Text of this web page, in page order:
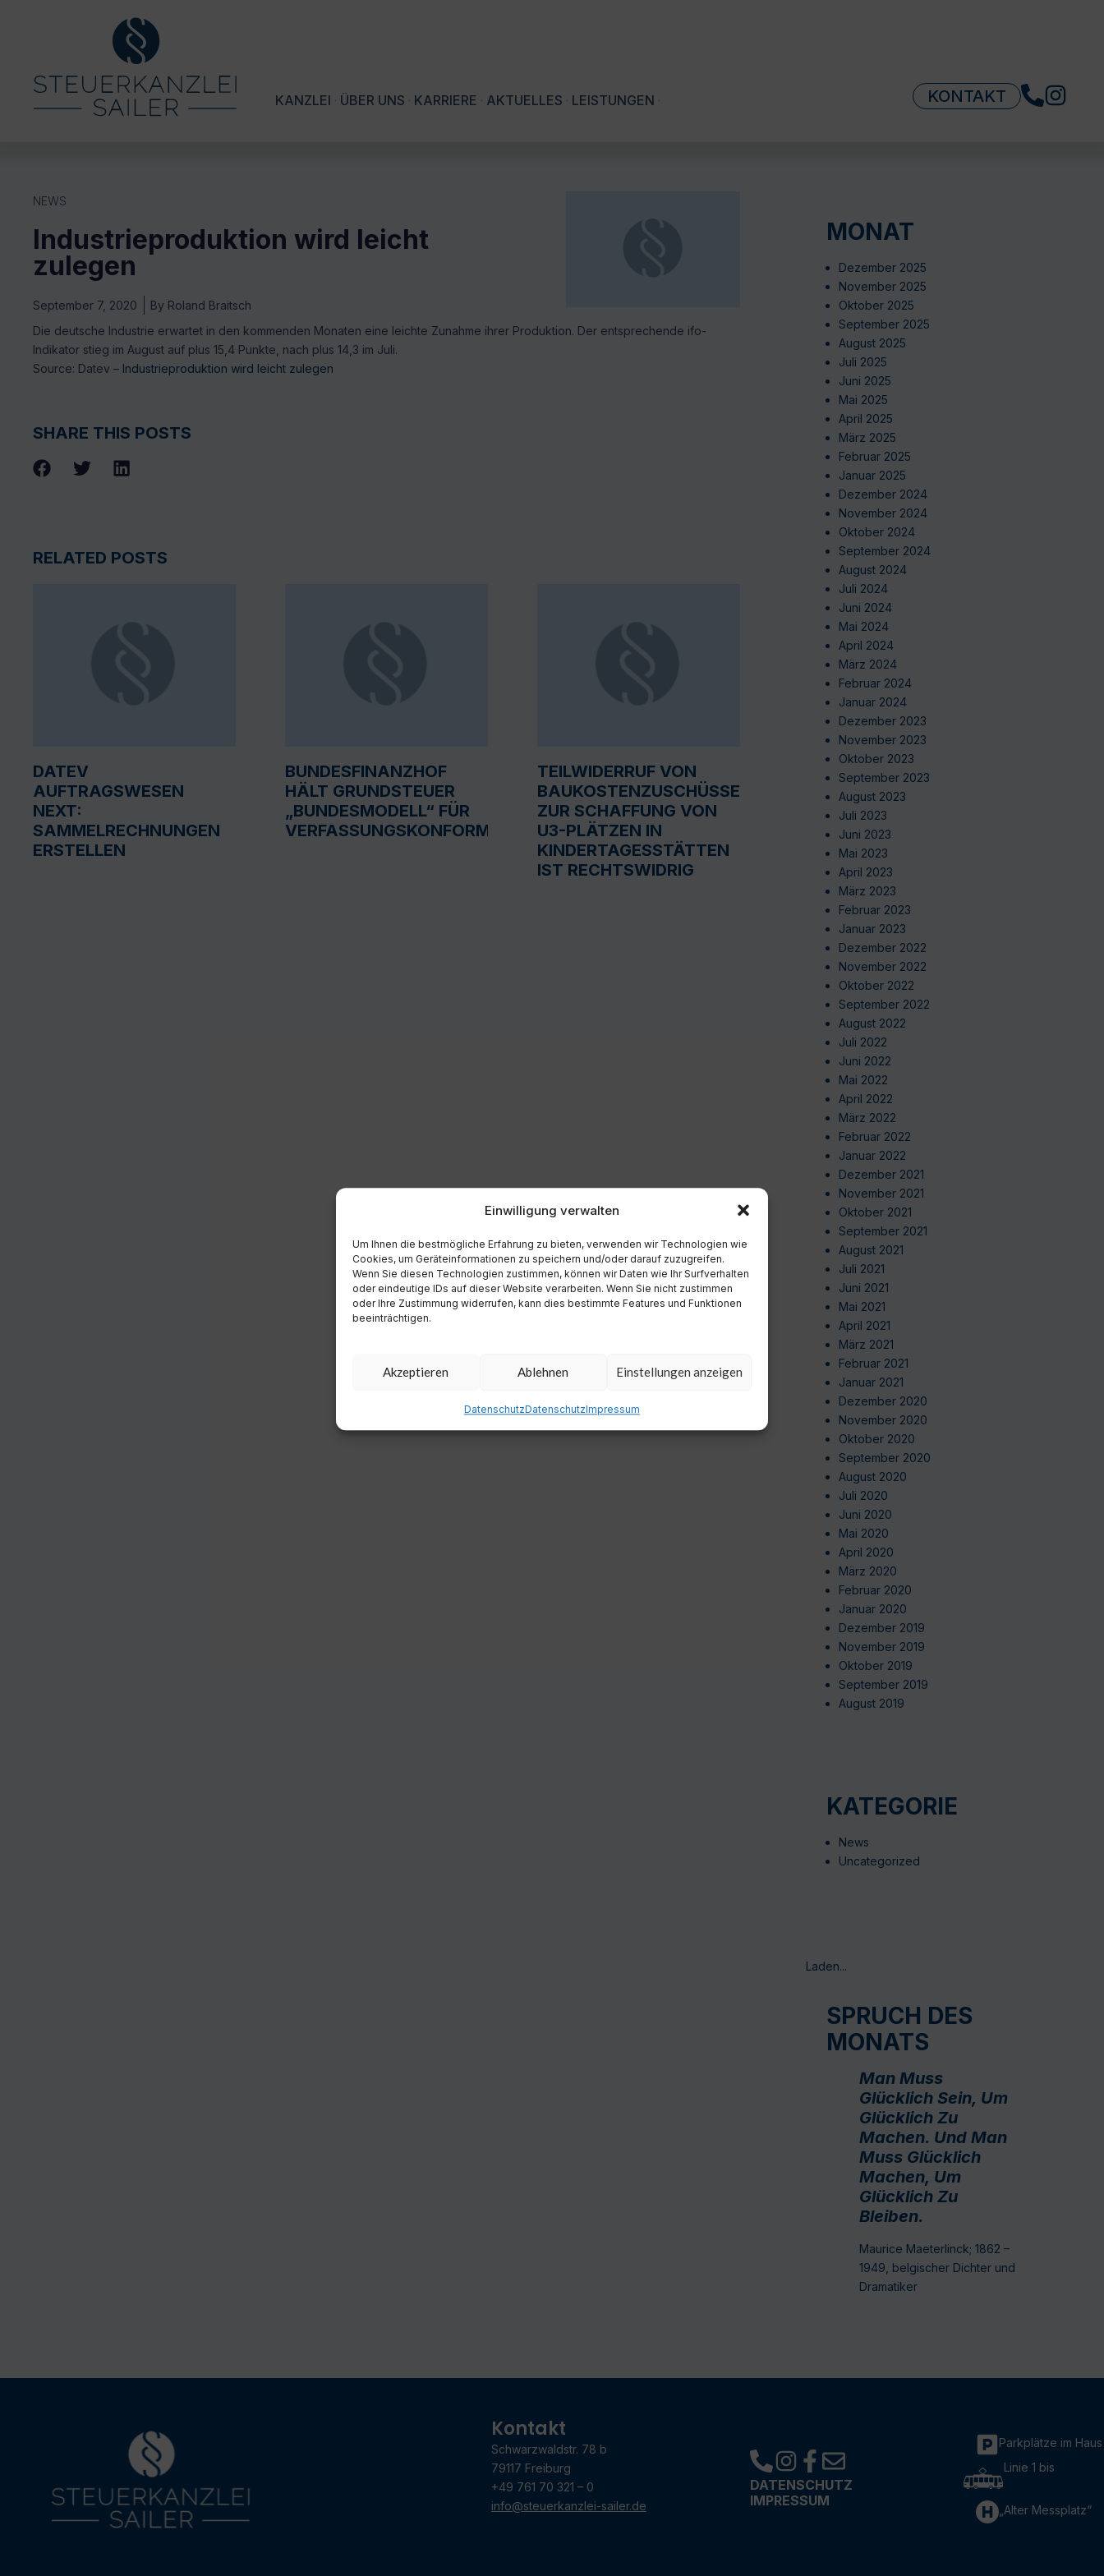
Einwilligung verwalten
Um Ihnen die bestmögliche Erfahrung zu bieten, verwenden wir Technologien wie
Cookies, um Geräteinformationen zu speichern und/oder darauf zuzugreifen.
Wenn Sie diesen Technologien zustimmen, können wir Daten wie Ihr Surfverhalten
oder eindeutige IDs auf dieser Website verarbeiten. Wenn Sie nicht zustimmen
oder Ihre Zustimmung widerrufen, kann dies bestimmte Features und Funktionen
beeinträchtigen.
Akzeptieren Ablehnen Einstellungen anzeigen
DatenschutzDatenschutzImpressum
KANZLEI ÜBER UNS KARRIERE AKTUELLES LEISTUNGEN KONTAKT
NEWS
Industrieproduktion wird leicht
zulegen
September 7, 2020 By Roland Braitsch
Die deutsche Industrie erwartet in den kommenden Monaten eine leichte Zunahme ihrer Produktion. Der entsprechende ifo-
Indikator stieg im August auf plus 15,4 Punkte, nach plus 14,3 im Juli.
Source: Datev – Industrieproduktion wird leicht zulegen
SHARE THIS POSTS
RELATED POSTS
DATEV
AUFTRAGSWESEN
NEXT:
SAMMELRECHNUNGEN
ERSTELLEN
BUNDESFINANZHOF
HÄLT GRUNDSTEUER
„BUNDESMODELL“ FÜR
VERFASSUNGSKONFORM
TEILWIDERRUF VON
BAUKOSTENZUSCHÜSSEN
ZUR SCHAFFUNG VON
U3-PLÄTZEN IN
KINDERTAGESSTÄTTEN
IST RECHTSWIDRIG
MONAT
Dezember 2025
November 2025
Oktober 2025
September 2025
August 2025
Juli 2025
Juni 2025
Mai 2025
April 2025
März 2025
Februar 2025
Januar 2025
Dezember 2024
November 2024
Oktober 2024
September 2024
August 2024
Juli 2024
Juni 2024
Mai 2024
April 2024
März 2024
Februar 2024
Januar 2024
Dezember 2023
November 2023
Oktober 2023
September 2023
August 2023
Juli 2023
Juni 2023
Mai 2023
April 2023
März 2023
Februar 2023
Januar 2023
Dezember 2022
November 2022
Oktober 2022
September 2022
August 2022
Juli 2022
Juni 2022
Mai 2022
April 2022
März 2022
Februar 2022
Januar 2022
Dezember 2021
November 2021
Oktober 2021
September 2021
August 2021
Juli 2021
Juni 2021
Mai 2021
April 2021
März 2021
Februar 2021
Januar 2021
Dezember 2020
November 2020
Oktober 2020
September 2020
August 2020
Juli 2020
Juni 2020
Mai 2020
April 2020
März 2020
Februar 2020
Januar 2020
Dezember 2019
November 2019
Oktober 2019
September 2019
August 2019
KATEGORIE
News
Uncategorized
Laden...
SPRUCH DES
MONATS
Man Muss
Glücklich Sein, Um
Glücklich Zu
Machen. Und Man
Muss Glücklich
Machen, Um
Glücklich Zu
Bleiben.
Maurice Maeterlinck; 1862 –
1949, belgischer Dichter und
Dramatiker
Kontakt
Schwarzwaldstr. 78 b
79117 Freiburg
+49 761 70 321 – 0
info@steuerkanzlei-sailer.de
DATENSCHUTZ
IMPRESSUM
Parkplätze im Haus
Linie 1 bis
„Alter Messplatz“